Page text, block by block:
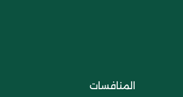
المنافسات